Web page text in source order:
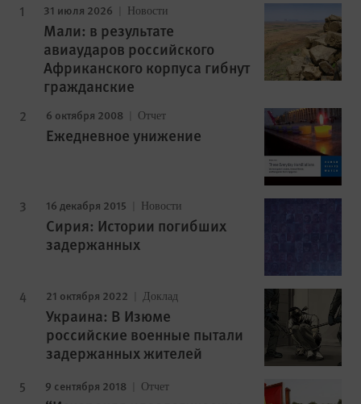
31 июля 2026 Новости
Мали: в результате
авиаударов российского
Африканского корпуса гибнут
гражданские
6 октября 2008 Отчет
Ежедневное унижение
16 декабря 2015 Новости
Сирия: Истории погибших
задержанных
21 октября 2022 Доклад
Украина: В Изюме
российские военные пытали
задержанных жителей
9 сентября 2018 Отчет